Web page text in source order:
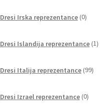
Dresi Irska reprezentance 0
Dresi Islandija reprezentance 1
Dresi Italija reprezentance 99
Dresi Izrael reprezentance 0